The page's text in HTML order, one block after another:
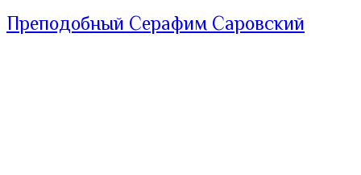
Преподобный Серафим Саровский